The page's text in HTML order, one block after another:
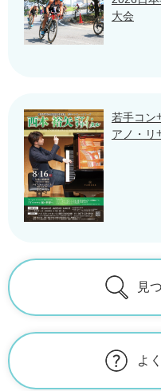
大会
若手コ
アノ・リ
見
よ